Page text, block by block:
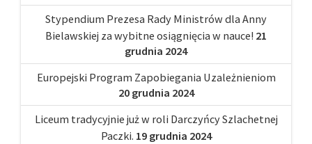
Stypendium Prezesa Rady Ministrów dla Anny
Bielawskiej za wybitne osiągnięcia w nauce! 21
grudnia 2024
Europejski Program Zapobiegania Uzależnieniom
20 grudnia 2024
Liceum tradycyjnie już w roli Darczyńcy Szlachetnej
Paczki. 19 grudnia 2024